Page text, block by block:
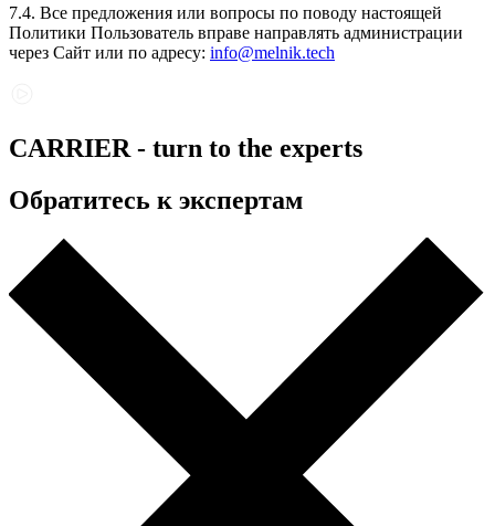
7.4. Все предложения или вопросы по поводу настоящей
Политики Пользователь вправе направлять администрации
через Сайт или по адресу: info@melnik.tech
CARRIER - turn to the experts
Обратитесь к экспертам